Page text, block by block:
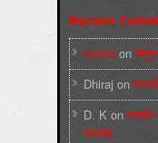
Recent
sneha on
Dhiraj on
D. K on
सच्चाई